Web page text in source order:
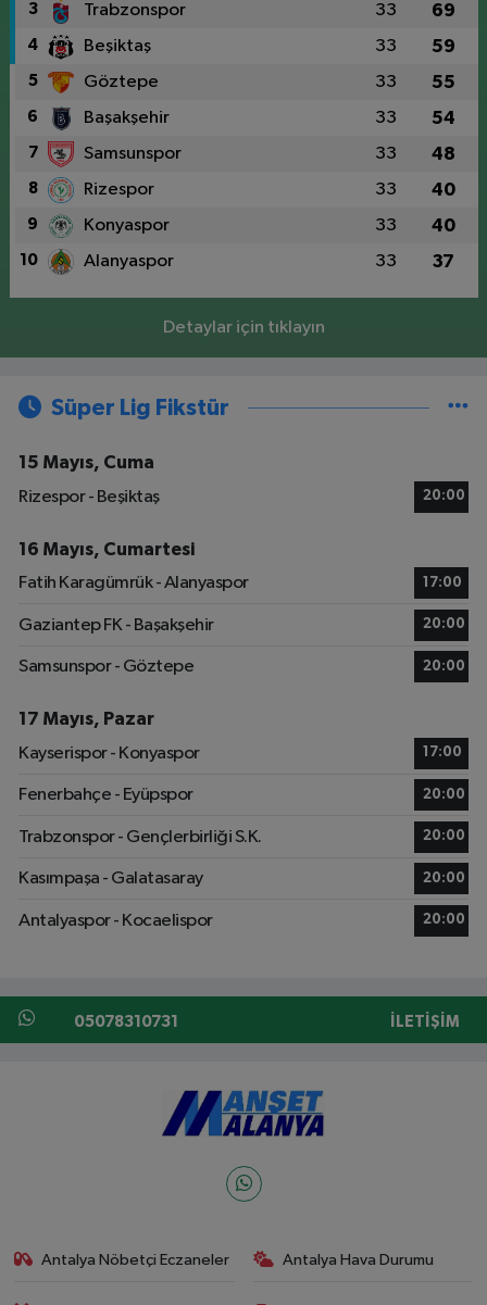
3 Trabzonspor 33 69
4 Beşiktaş 33 59
5 Göztepe 33 55
6 Başakşehir 33 54
7 Samsunspor 33 48
8 Rizespor 33 40
9 Konyaspor 33 40
10 Alanyaspor 33 37
Detaylar için tıklayın
Süper Lig Fikstür
15 Mayıs, Cuma
Rizespor - Beşiktaş
20:00
16 Mayıs, Cumartesi
Fatih Karagümrük - Alanyaspor
17:00
Gaziantep FK - Başakşehir 20:00
Samsunspor - Göztepe 20:00
17 Mayıs, Pazar
Kayserispor - Konyaspor
17:00
Fenerbahçe - Eyüpspor 20:00
Trabzonspor - Gençlerbirliği S.K. 20:00
Kasımpaşa - Galatasaray 20:00
Antalyaspor - Kocaelispor 20:00
05078310731 İLETIŞIM
Antalya Nöbetçi Eczaneler Antalya Hava Durumu